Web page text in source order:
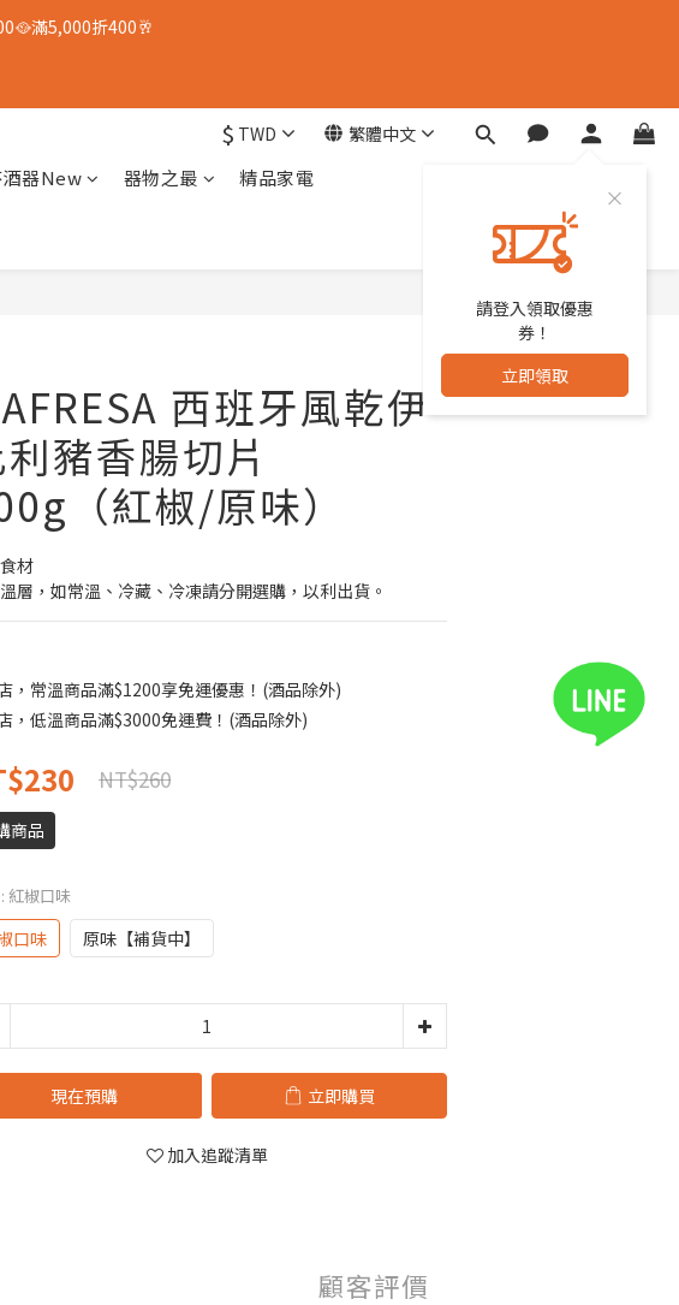
滿5,000折400🥂
$ TWD 繁體中文
請登入領取優惠
券！
立即領取
酒器New 器物之最
精品家電
西班牙風乾伊
豬香腸切片
（紅椒/原味）
材
層，如常溫、冷藏、冷凍請分開選購，以利出貨。
，常溫商品滿$1200享免運優惠！(酒品除外)
，低溫商品滿$3000免運費！(酒品除外)
NT$260
商品
: 紅椒口味
口味 原味【補貨中】
現在預購 立即購買
加入追蹤清單
顧客評價
立即購買